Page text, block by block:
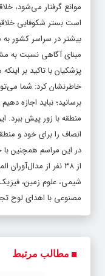
موانع گرفتار می‌شود،
است بستر شکوفایی
بیشتر در سراسر کشور به
مبنای آگاهی نسبت به
پزشکیان با تاکید بر
خاطرنشان کرد: شما
برسانید؛ نباید اجازه
منطقه با زور پیش ببرد.
انصاف را برای خود و
در این مراسم همچنین
از ۳۸ نفر از
شیمی، علوم زمین،
مصنوعی با اهدای لوح
مطالب مرتبط